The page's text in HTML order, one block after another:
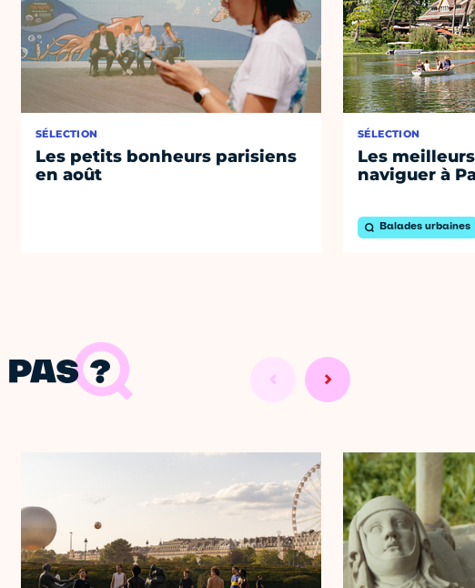
SÉLECTION
Les petits bonheurs parisiens
en août
SÉLECTION
Les
naviguer à
Balades urbaines
?